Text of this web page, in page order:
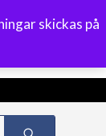
skickas på
0